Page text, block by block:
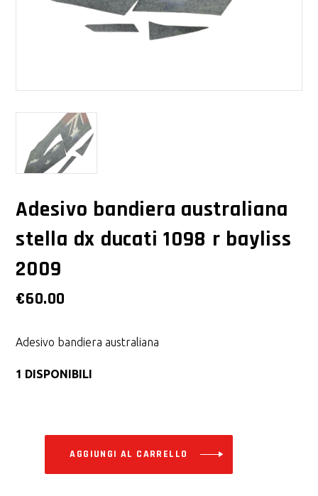
Adesivo bandiera australiana
stella dx ducati 1098 r bayliss
2009
€60.00
Adesivo bandiera australiana
1 DISPONIBILI
AGGIUNGI AL CARRELLO